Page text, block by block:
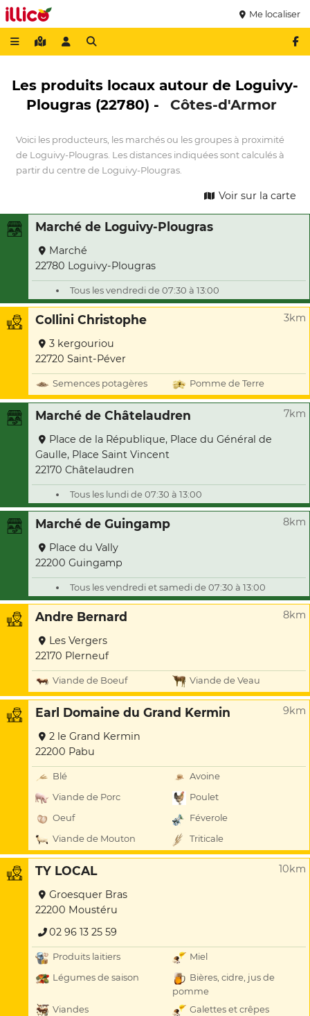
Me localiser
Les produits locaux autour de Loguivy-
Plougras (22780) -
Côtes-d'Armor
Voici les producteurs, les marchés ou les groupes à proximité
de Loguivy-Plougras. Les distances indiquées sont calculés à
partir du centre de Loguivy-Plougras.
Voir sur la carte
Marché de Loguivy-Plougras
Marché
22780 Loguivy-Plougras
Tous les vendredi de 07:30 à 13:00
Collini Christophe 3km
3 kergouriou
22720 Saint-Péver
Semences potagères Pomme de Terre
Marché de Châtelaudren 7km
Place de la République, Place du Général de
Gaulle, Place Saint Vincent
22170 Châtelaudren
Tous les lundi de 07:30 à 13:00
Marché de Guingamp 8km
Place du Vally
22200 Guingamp
Tous les vendredi et samedi de 07:30 à 13:00
Andre Bernard 8km
Les Vergers
22170 Plerneuf
Viande de Boeuf Viande de Veau
Earl Domaine du Grand Kermin 9km
2 le Grand Kermin
22200 Pabu
Blé
Avoine
Viande de Porc
Poulet
Oeuf
Féverole
Viande de Mouton
Triticale
TY LOCAL 10km
Groesquer Bras
22200 Moustéru
02 96 13 25 59
Produits laitiers
Miel
Légumes de saison
Bières, cidre, jus de
pomme
Viandes
Galettes et crêpes